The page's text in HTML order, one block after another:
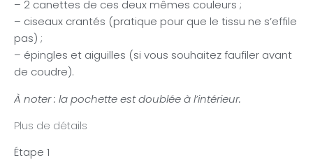
– 2 canettes de ces deux mêmes couleurs ;
– ciseaux crantés (pratique pour que le tissu ne s’effile
pas) ;
– épingles et aiguilles (si vous souhaitez faufiler avant
de coudre).
À noter : la pochette est doublée à l’intérieur.
Plus de détails
Étape 1